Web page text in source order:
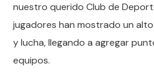
nuestro querido Club de
jugadores han mostrado un
y lucha, llegando a agregar
equipos.